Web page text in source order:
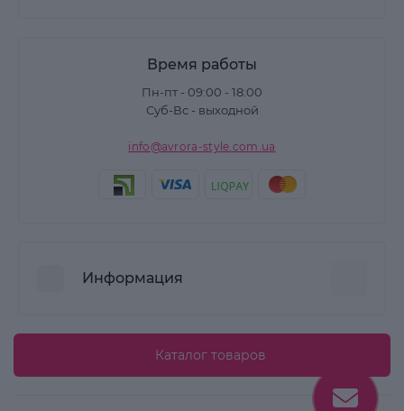
Время работы
Пн-пт - 09:00 - 18:00
Суб-Вс - выходной
info@avrora-style.com.ua
Информация
Пользовательское соглашение
Каталог товаров